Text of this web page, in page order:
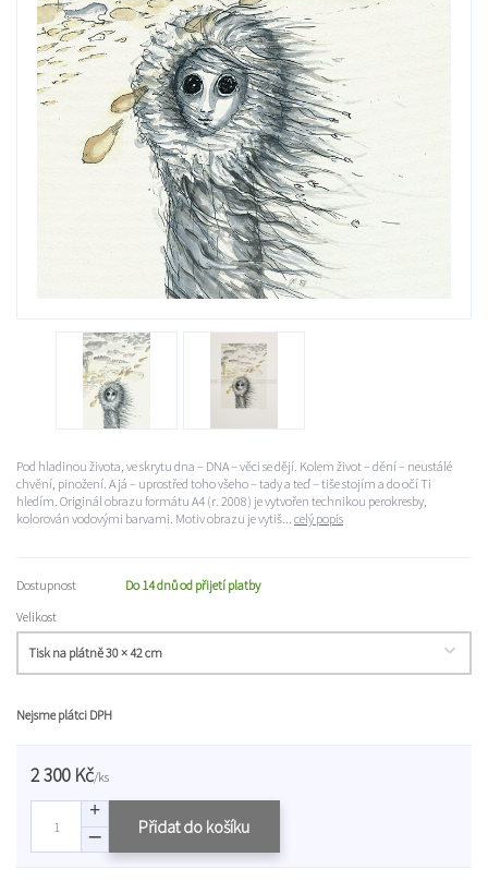
Pod hladinou života, ve skrytu dna – DNA – věci se dějí. Kolem život – dění – neustálé
chvění, pinožení. A já – uprostřed toho všeho – tady a teď – tiše stojím a do očí Ti
hledím. Originál obrazu formátu A4 (r. 2008) je vytvořen technikou perokresby,
kolorován vodovými barvami. Motiv obrazu je vytiš... celý popis
Dostupnost
Do 14 dnů od přijetí platby
Velikost
Nejsme plátci DPH
2 300 Kč/ks
Přidat do košíku